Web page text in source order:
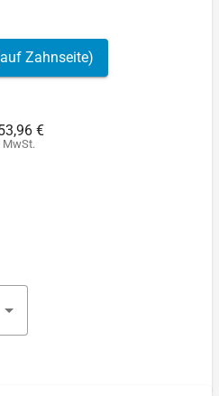
Zahnseite)
€
MwSt.